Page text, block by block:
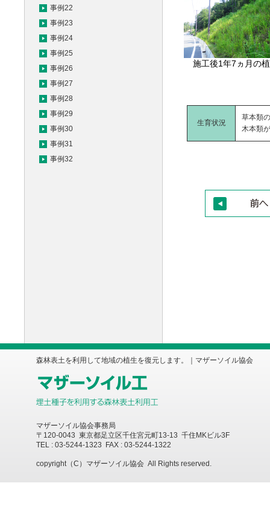
事例22
事例23
事例24
事例25
事例26
事例27
事例28
事例29
事例30
事例31
事例32
施工後1年7ヵ月の
生育状況
草本類
木本類
森林表土を利用して地域の植生を復元します。｜マザーソイル協会
マザーソイル協会事務局
〒120-0043 東京都足立区千住宮元町13-13 千住MKビル3F
TEL : 03-5244-1323 FAX : 03-5244-1322
copyright（C）マザーソイル協会 All Rights reserved.